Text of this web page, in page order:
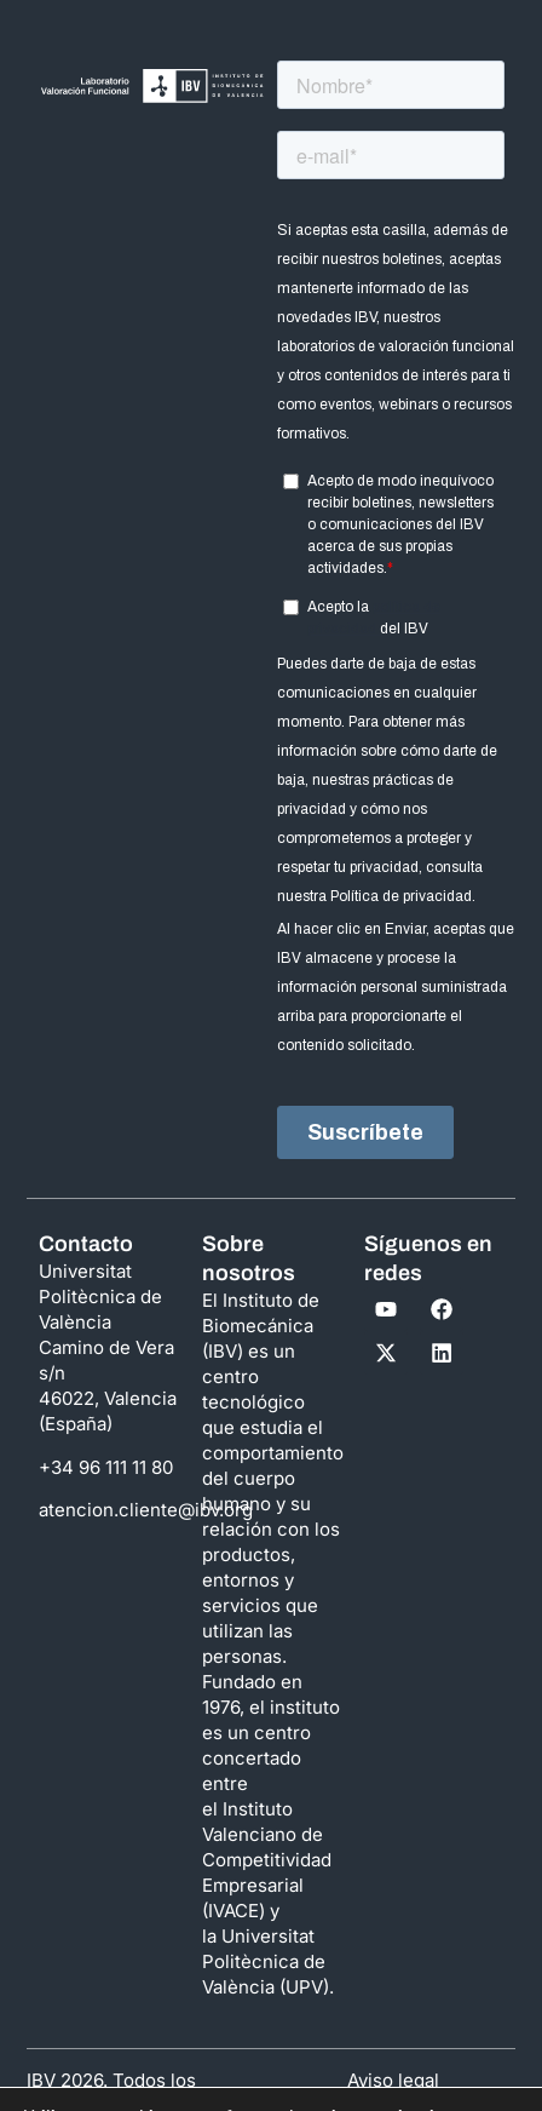
Contacto
Universitat
Politècnica de
València
Camino de Vera
s/n
46022, Valencia
(España)
+34 96 111 11 80
atencion.cliente@ibv.org
Sobre
nosotros
El Instituto de
Biomecánica
(IBV) es un
centro
tecnológico
que estudia el
comportamiento
del cuerpo
humano y su
relación con los
productos,
entornos y
servicios que
utilizan las
personas.
Fundado en
1976, el instituto
es un centro
concertado
entre
el Instituto
Valenciano de
Competitividad
Empresarial
(IVACE) y
la Universitat
Politècnica de
València (UPV).
Síguenos en
redes
IBV 2026. Todos los
derechos reservados.
Aviso legal